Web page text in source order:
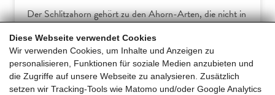
Diese Webseite verwendet Cookies
Wir verwenden Cookies, um Inhalte und Anzeigen zu
personalisieren, Funktionen für soziale Medien anzubieten und
die Zugriffe auf unsere Webseite zu analysieren. Zusätzlich
setzen wir Tracking-Tools wie Matomo und/oder Google Analytics
Der Schlitzahorn gehört zu den Ahorn-Arten, die nicht in
Hausgärtner am Acer palmatum dissectum häufiger über
Frostschäden klagen. Dieser Ratgeber erklärt die
typischen Symptome und gibt praxiserprobte Tipps für
effektive Gegenmaßnahmen und… […]